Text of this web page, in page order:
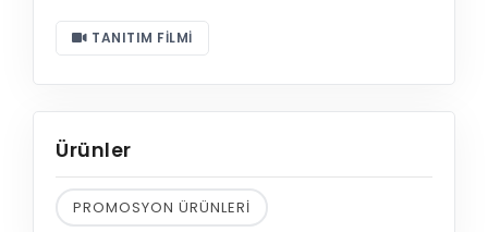
TANITIM FILMI
Ürünler
PROMOSYON ÜRÜNLERİ